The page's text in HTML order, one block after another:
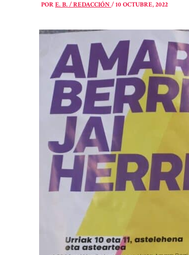
PORE. B. / REDACCIÓN/10 OCTUBRE, 2022